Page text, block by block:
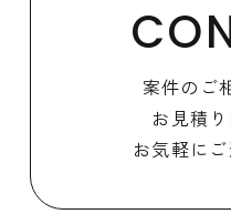
案件のご
お見積
お気軽にご